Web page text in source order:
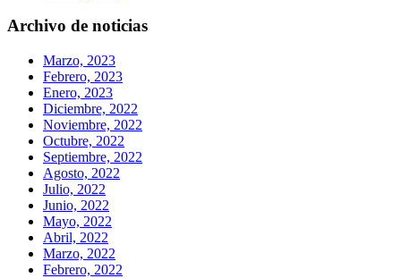
Archivo de noticias
Marzo, 2023
Febrero, 2023
Enero, 2023
Diciembre, 2022
Noviembre, 2022
Octubre, 2022
Septiembre, 2022
Agosto, 2022
Julio, 2022
Junio, 2022
Mayo, 2022
Abril, 2022
Marzo, 2022
Febrero, 2022